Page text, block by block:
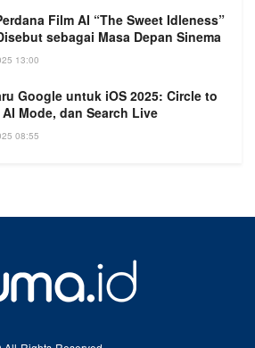
Film AI “The Sweet Idleness”
sebagai Masa Depan Sinema
13:00
Google untuk iOS 2025: Circle to
Mode, dan Search Live
08:55